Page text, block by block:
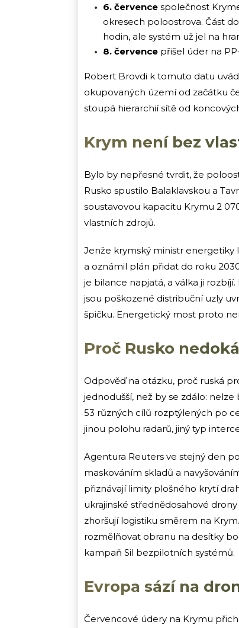
6. července společnost
okresech poloostrova. Část
hodin, ale systém už jel na
8. července přišel úder na
Robert Brovdi k tomuto datu
okupovaných území od začátku
stoupá hierarchií sítě od
Krym není bez
Bylo by nepřesné tvrdit, že
Rusko spustilo Balaklavskou a
soustavovou kapacitu Krymu 2
vlastních zdrojů.
Jenže krymský ministr
a oznámil plán přidat do roku
je bilance napjatá, a válka ji
jsou poškozené distribuční uzly
špičku. Energetický most proto
Proč Rusko
Odpověď na otázku, proč ruská
jednodušší, než by se zdálo:
53 různých cílů rozptýlených po
jinou polohu radarů, jiný typ
Agentura Reuters ve stejný den
maskováním skladů a
přiznávají limity plošného krytí
ukrajinské střednědosahové
zhoršují logistiku směrem na
rozmělňovat obranu na desítky
kampaň Sil bezpilotních systémů.
Evropa sází na
Červencové údery na Krymu